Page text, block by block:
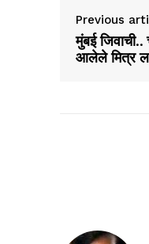
Previous
मुंबई जिवाची..
आलेले मित्र